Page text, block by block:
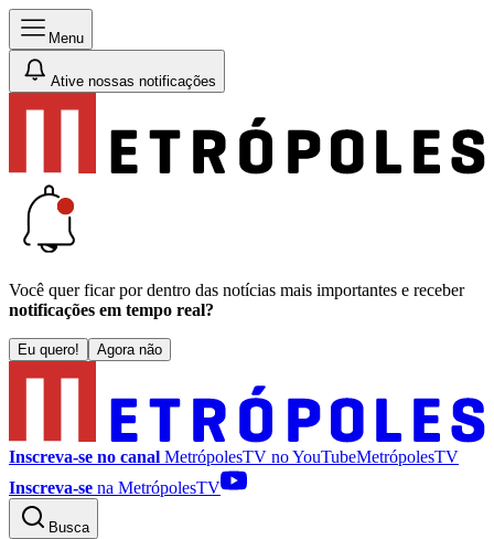
Menu
Ative nossas notificações
Você quer ficar por dentro das notícias mais importantes e receber
notificações em tempo real?
Eu quero! Agora não
Inscreva-se no canal MetrópolesTV noYouTubeMetrópolesTV
Inscreva-se na MetrópolesTV
Busca